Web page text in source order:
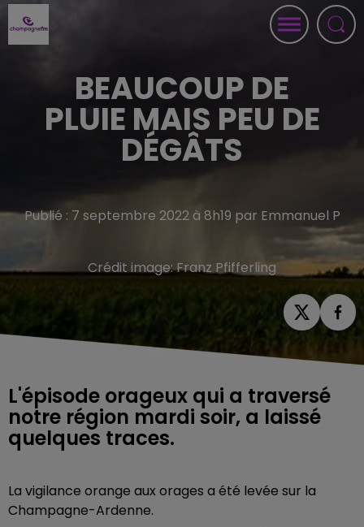
BEAUCOUP DE
PLUIE MAIS PEU DE
DÉGÂTS
Publié : 7 septembre 2022 à 8h19 par Emmanuel P
Crédit image:Franz Pfifferling
L'épisode orageux qui a traversé
notre région mardi soir, a laissé
quelques traces.
La vigilance orange aux orages a été levée sur la
Champagne-Ardenne.